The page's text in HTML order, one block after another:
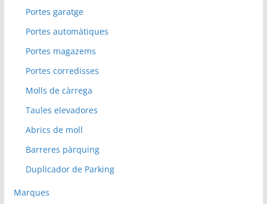
Portes garatge
Portes automàtiques
Portes magazems
Portes corredisses
Molls de càrrega
Taules elevadores
Abrics de moll
Barreres pàrquing
Duplicador de Parking
Marques